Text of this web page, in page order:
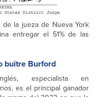
la jueza de Nueva York
entregar el 51% de las
buitre Burford
especialista en
es el principal ganador